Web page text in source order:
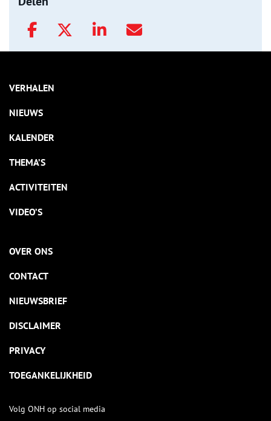
VERHALEN
NIEUWS
KALENDER
THEMA’S
ACTIVITEITEN
VIDEO’S
OVER ONS
CONTACT
NIEUWSBRIEF
DISCLAIMER
PRIVACY
TOEGANKELIJKHEID
Volg ONH op social media